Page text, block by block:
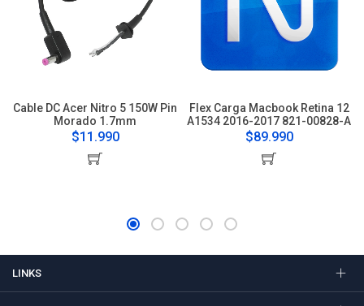
Cable DC Acer Nitro 5 150W Pin
Morado 1.7mm
$11.990
Flex Carga Macbook Retina 12
A1534 2016-2017 821-00828-A
$89.990
LINKS